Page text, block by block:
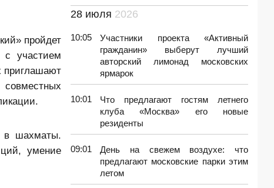
пройдет
с участием
приглашают
в шахматы.
умение
28 июля 2026
10:05
Участники проекта «Активный
гражданин» выберут лучший
авторский лимонад московских
ярмарок
10:01
Что предлагают гостям летнего
клуба «Москва» его новые
резиденты
09:01
День на свежем воздухе: что
предлагают московские парки этим
летом